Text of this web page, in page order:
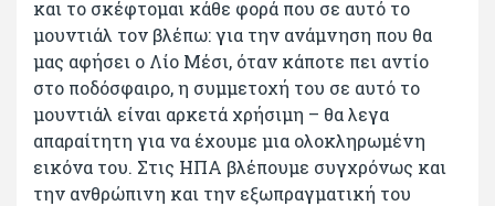
και το σκέφτομαι κάθε φορά που σε αυτό το
μουντιάλ τον βλέπω: για την ανάμνηση που θα
μας αφήσει ο Λίο Μέσι, όταν κάποτε πει αντίο
στο ποδόσφαιρο, η συμμετοχή του σε αυτό το
μουντιάλ είναι αρκετά χρήσιμη – θα λεγα
απαραίτητη για να έχουμε μια ολοκληρωμένη
εικόνα του. Στις ΗΠΑ βλέπουμε συγχρόνως και
την ανθρώπινη και την εξωπραγματική του